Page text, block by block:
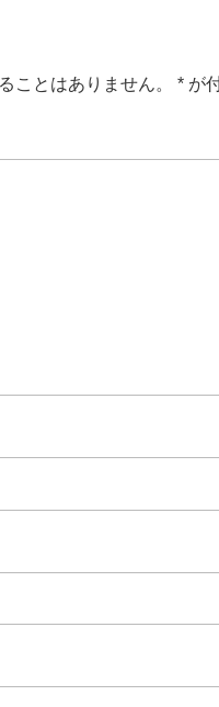
ことはありません。 * が